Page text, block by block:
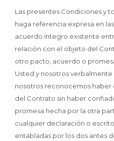
Las presentes Condiciones y
haga referencia expresa en
acuerdo íntegro existente
relación con el objeto del
otro pacto, acuerdo o
Usted y nosotros
nosotros reconocemos
del Contrato sin haber
promesa hecha por la otra
cualquier declaración o
entabladas por los dos antes